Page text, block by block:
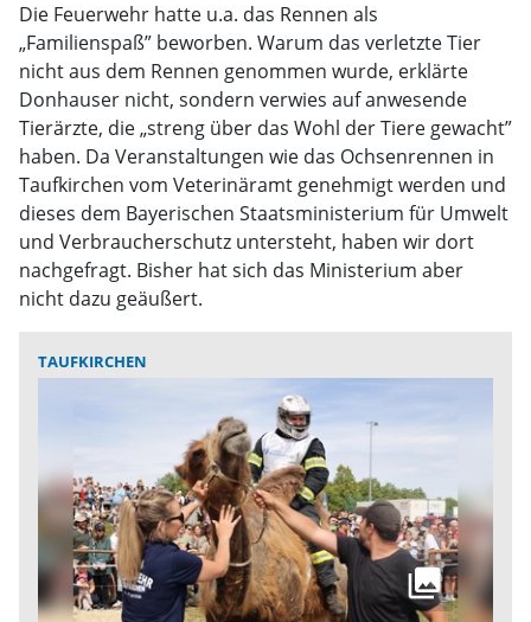
Die Feuerwehr hatte u.a. das Rennen als
„Familienspaß” beworben. Warum das verletzte Tier
nicht aus dem Rennen genommen wurde, erklärte
Donhauser nicht, sondern verwies auf anwesende
Tierärzte, die „streng über das Wohl der Tiere gewacht”
haben. Da Veranstaltungen wie das Ochsenrennen in
Taufkirchen vom Veterinäramt genehmigt werden und
dieses dem Bayerischen Staatsministerium für Umwelt
und Verbraucherschutz untersteht, haben wir dort
nachgefragt. Bisher hat sich das Ministerium aber
nicht dazu geäußert.
TAUFKIRCHEN